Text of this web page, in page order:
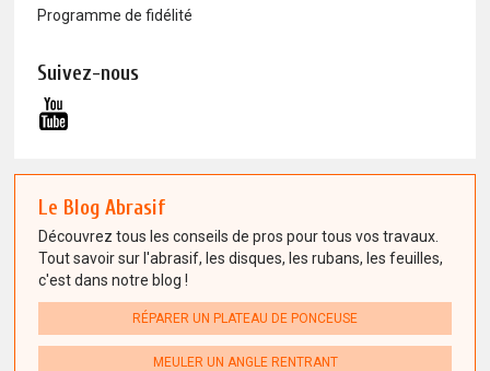
Programme de fidélité
Suivez-nous
Le Blog Abrasif
Découvrez tous les conseils de pros pour tous vos travaux.
Tout savoir sur l'abrasif, les disques, les rubans, les feuilles,
c'est dans notre blog !
RÉPARER UN PLATEAU DE PONCEUSE
MEULER UN ANGLE RENTRANT